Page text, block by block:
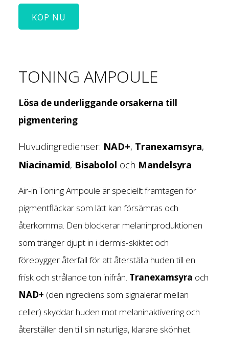
KÖP NU
TONING AMPOULE
Lösa de underliggande orsakerna till
pigmentering
Huvudingredienser: NAD+, Tranexamsyra,
Niacinamid, Bisabolol och Mandelsyra
Air-in Toning Ampoule är speciellt framtagen för
pigmentfläckar som lätt kan försämras och
återkomma. Den blockerar melaninproduktionen
som tränger djupt in i dermis-skiktet och
förebygger återfall för att återställa huden till en
frisk och strålande ton inifrån. Tranexamsyra och
NAD+ (den ingrediens som signalerar mellan
celler) skyddar huden mot melaninaktivering och
återställer den till sin naturliga, klarare skönhet.